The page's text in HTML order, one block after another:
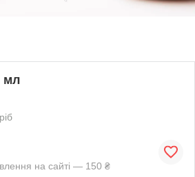
мл
на сайті — 150 ₴